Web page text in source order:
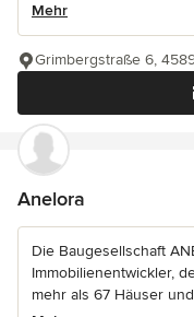
Mehr
Grimbergstraße 6,
Anelora
Die Baugesellschaft
Immobilienentwickler,
mehr als 67 Häuser